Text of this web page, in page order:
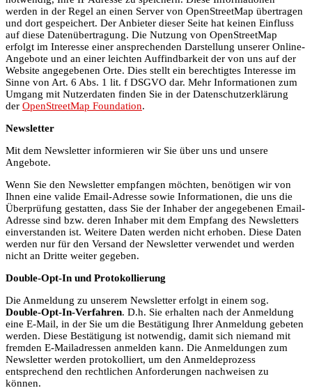
werden in der Regel an einen Server von OpenStreetMap übertragen
und dort gespeichert. Der Anbieter dieser Seite hat keinen Einfluss
auf diese Datenübertragung. Die Nutzung von OpenStreetMap
erfolgt im Interesse einer ansprechenden Darstellung unserer Online-
Angebote und an einer leichten Auffindbarkeit der von uns auf der
Website angegebenen Orte. Dies stellt ein berechtigtes Interesse im
Sinne von Art. 6 Abs. 1 lit. f DSGVO dar. Mehr Informationen zum
Umgang mit Nutzerdaten finden Sie in der Datenschutzerklärung
der OpenStreetMap Foundation.
Newsletter
Mit dem Newsletter informieren wir Sie über uns und unsere
Angebote.
Wenn Sie den Newsletter empfangen möchten, benötigen wir von
Ihnen eine valide Email-Adresse sowie Informationen, die uns die
Überprüfung gestatten, dass Sie der Inhaber der angegebenen Email-
Adresse sind bzw. deren Inhaber mit dem Empfang des Newsletters
einverstanden ist. Weitere Daten werden nicht erhoben. Diese Daten
werden nur für den Versand der Newsletter verwendet und werden
nicht an Dritte weiter gegeben.
Double-Opt-In und Protokollierung
Die Anmeldung zu unserem Newsletter erfolgt in einem sog.
Double-Opt-In-Verfahren. D.h. Sie erhalten nach der Anmeldung
eine E-Mail, in der Sie um die Bestätigung Ihrer Anmeldung gebeten
werden. Diese Bestätigung ist notwendig, damit sich niemand mit
fremden E-Mailadressen anmelden kann. Die Anmeldungen zum
Newsletter werden protokolliert, um den Anmeldeprozess
entsprechend den rechtlichen Anforderungen nachweisen zu
können.